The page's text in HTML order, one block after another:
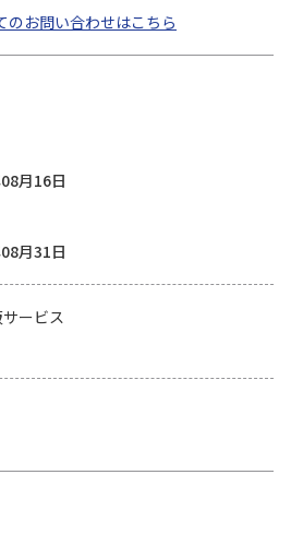
のお問い合わせはこちら
月16日
月31日
サービス